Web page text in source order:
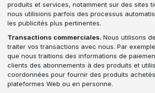
produits et services, notamment sur des sites
nous utilisions parfois des processus
les publicités plus pertinentes.
Transactions commerciales. Nous utilisons
traiter vos transactions avec nous. Par
que nous traitions des informations de
clients des abonnements à des produits et
coordonnées pour fournir des produits
plateformes Web ou en personne.